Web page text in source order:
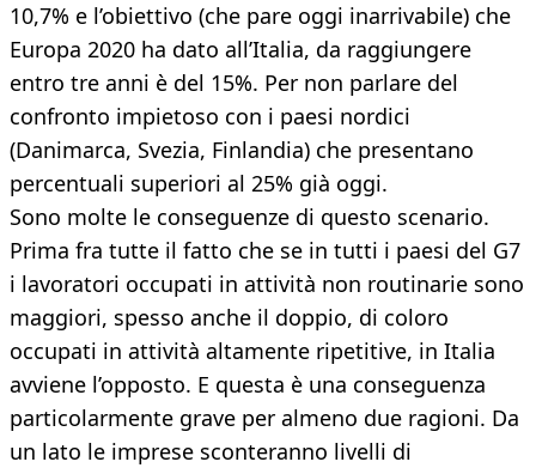
10,7% e l’obiettivo (che pare oggi inarrivabile) che
Europa 2020 ha dato all’Italia, da raggiungere
entro tre anni è del 15%. Per non parlare del
confronto impietoso con i paesi nordici
(Danimarca, Svezia, Finlandia) che presentano
percentuali superiori al 25% già oggi.
Sono molte le conseguenze di questo scenario.
Prima fra tutte il fatto che se in tutti i paesi del G7
i lavoratori occupati in attività non routinarie sono
maggiori, spesso anche il doppio, di coloro
occupati in attività altamente ripetitive, in Italia
avviene l’opposto. E questa è una conseguenza
particolarmente grave per almeno due ragioni. Da
un lato le imprese sconteranno livelli di